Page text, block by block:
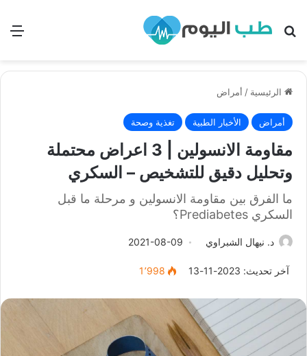
بحث
الرئيسية / أمراض
أمراض الأخبار الطبية تغذية وصحة
مقاومة الانسولين | 3 اعراض محتملة
وتحليل دقيق للتشخيص – السكري
ما الفرق بين مقاومة الانسولين و مرحلة ما قبل
السكري Prediabetes؟
د. نيهال الشبراوي 2021-08-09
آخر تحديث: 2023-11-13 1٬998